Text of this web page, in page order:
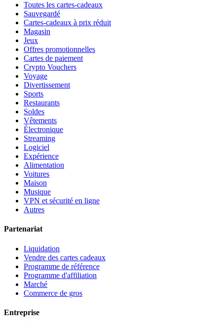
Toutes les cartes-cadeaux
Sauvegardé
Cartes-cadeaux à prix réduit
Magasin
Jeux
Offres promotionnelles
Cartes de paiement
Crypto Vouchers
Voyage
Divertissement
Sports
Restaurants
Soldes
Vêtements
Électronique
Streaming
Logiciel
Expérience
Alimentation
Voitures
Maison
Musique
VPN et sécurité en ligne
Autres
Partenariat
Liquidation
Vendre des cartes cadeaux
Programme de référence
Programme d'affiliation
Marché
Commerce de gros
Entreprise